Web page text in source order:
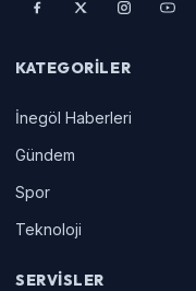
KATEGORILER
İnegöl Haberleri
Gündem
Spor
Teknoloji
SERVISLER